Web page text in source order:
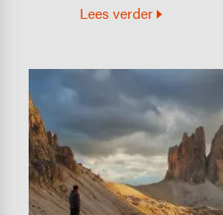
Lees verder